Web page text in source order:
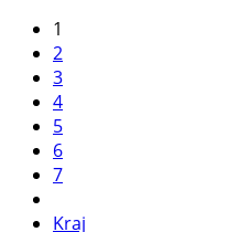
1
2
3
4
5
6
7
Kraj